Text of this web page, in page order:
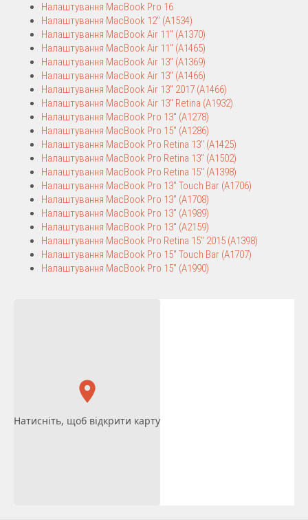
Налаштування MacBook Pro 16
Налаштування MacBook 12″ (A1534)
Налаштування MacBook Air 11″ (A1370)
Налаштування MacBook Air 11″ (A1465)
Налаштування MacBook Air 13″ (A1369)
Налаштування MacBook Air 13″ (A1466)
Налаштування MacBook Air 13″ 2017 (A1466)
Налаштування MacBook Air 13″ Retina (A1932)
Налаштування MacBook Pro 13″ (A1278)
Налаштування MacBook Pro 15″ (A1286)
Налаштування MacBook Pro Retina 13″ (A1425)
Налаштування MacBook Pro Retina 13″ (A1502)
Налаштування MacBook Pro Retina 15″ (A1398)
Налаштування MacBook Pro 13″ Touch Bar (A1706)
Налаштування MacBook Pro 13″ (A1708)
Налаштування MacBook Pro 13″ (A1989)
Налаштування MacBook Pro 13″ (A2159)
Налаштування MacBook Pro Retina 15″ 2015 (A1398)
Налаштування MacBook Pro 15″ Touch Bar (A1707)
Налаштування MacBook Pro 15″ (A1990)
Натисніть, щоб відкрити карту